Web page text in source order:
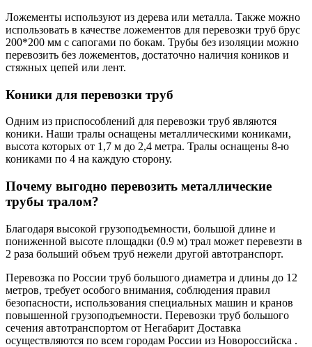
Ложементы используют из дерева или металла. Также можно
использовать в качестве ложементов для перевозки труб брус
200*200 мм с сапогами по бокам. Трубы без изоляции можно
перевозить без ложементов, достаточно наличия коников и
стяжных цепей или лент.
Коники для перевозки труб
Одним из приспособлений для перевозки труб являются
коники. Наши тралы оснащены металлическими кониками,
высота которых от 1,7 м до 2,4 метра. Тралы оснащены 8-ю
кониками по 4 на каждую сторону.
Почему выгодно перевозить металлические
трубы тралом?
Благодаря высокой грузоподъемности, большой длине и
пониженной высоте площадки (0.9 м) трал может перевезти в
2 раза больший объем труб нежели другой автотранспорт.
Перевозка по России труб большого диаметра и длины до 12
метров, требует особого внимания, соблюдения правил
безопасности, использования специальных машин и кранов
повышенной грузоподъемности. Перевозки труб большого
сечения автотранспортом от Негабарит Доставка
осуществляются по всем городам России из Новороссийска .